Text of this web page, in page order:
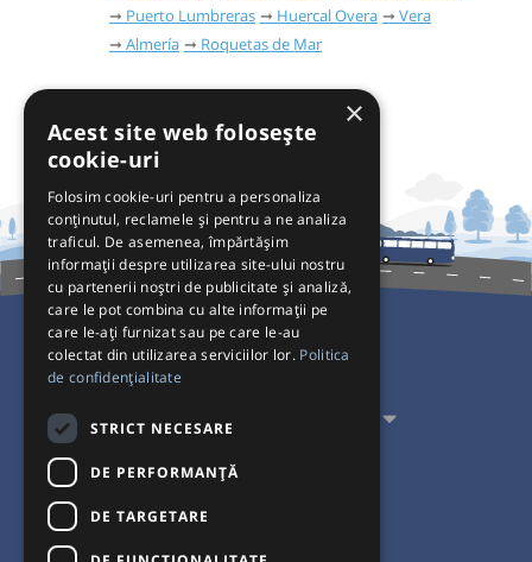
Puerto Lumbreras
Huercal Overa
Vera
Almería
Roquetas de Mar
Pentru Călători
Pentru Transportatori
Interacționăm
Acceptăm plăți cu
×
Acest site web folosește
cookie-uri
Folosim cookie-uri pentru a personaliza
conținutul, reclamele și pentru a ne analiza
traficul. De asemenea, împărtășim
informații despre utilizarea site-ului nostru
cu partenerii noștri de publicitate și analiză,
care le pot combina cu alte informații pe
care le-ați furnizat sau pe care le-au
colectat din utilizarea serviciilor lor. Politica
de confidențialitate
STRICT NECESARE
DE PERFORMANȚĂ
DE TARGETARE